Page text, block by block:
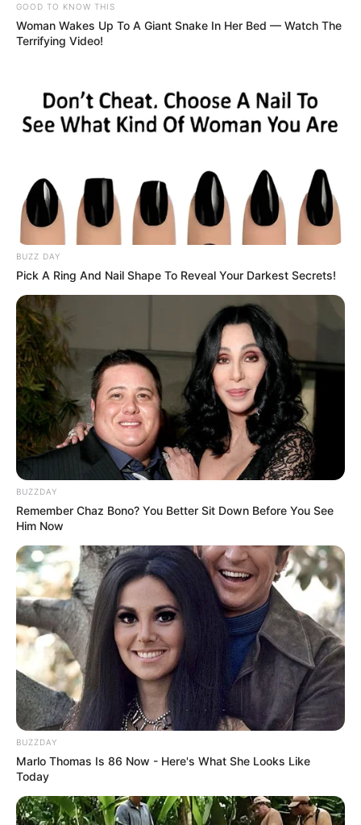
GOOD TO KNOW THIS
Woman Wakes Up To A Giant Snake In Her Bed — Watch The
Terrifying Video!
BUZZ DAY
Pick A Ring And Nail Shape To Reveal Your Darkest Secrets!
BUZZDAY
Remember Chaz Bono? You Better Sit Down Before You See
Him Now
BUZZDAY
Marlo Thomas Is 86 Now - Here's What She Looks Like
Today